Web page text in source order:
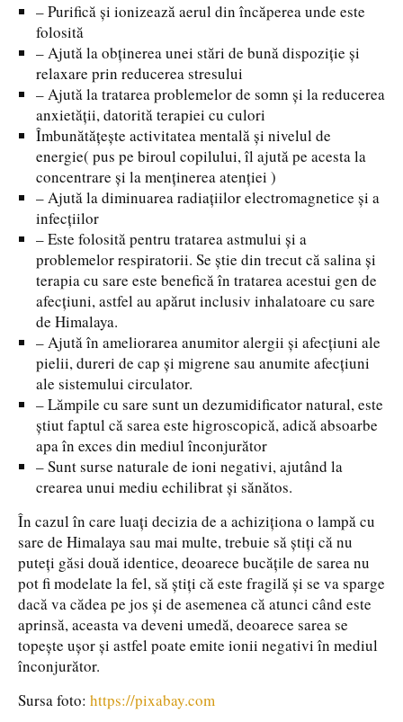
– Purifică și ionizează aerul din încăperea unde este
folosită
– Ajută la obținerea unei stări de bună dispoziție și
relaxare prin reducerea stresului
– Ajută la tratarea problemelor de somn și la reducerea
anxietății, datorită terapiei cu culori
Îmbunătățește activitatea mentală și nivelul de
energie( pus pe biroul copilului, îl ajută pe acesta la
concentrare și la menținerea atenției )
– Ajută la diminuarea radiațiilor electromagnetice și a
infecțiilor
– Este folosită pentru tratarea astmului și a
problemelor respiratorii. Se știe din trecut că salina și
terapia cu sare este benefică în tratarea acestui gen de
afecțiuni, astfel au apărut inclusiv inhalatoare cu sare
de Himalaya.
– Ajută în ameliorarea anumitor alergii și afecțiuni ale
pielii, dureri de cap și migrene sau anumite afecțiuni
ale sistemului circulator.
– Lămpile cu sare sunt un dezumidificator natural, este
știut faptul că sarea este higroscopică, adică absoarbe
apa în exces din mediul înconjurător
– Sunt surse naturale de ioni negativi, ajutând la
crearea unui mediu echilibrat și sănătos.
În cazul în care luați decizia de a achiziționa o lampă cu
sare de Himalaya sau mai multe, trebuie să știți că nu
puteți găsi două identice, deoarece bucățile de sarea nu
pot fi modelate la fel, să știți că este fragilă și se va sparge
dacă va cădea pe jos și de asemenea că atunci când este
aprinsă, aceasta va deveni umedă, deoarece sarea se
topește ușor și astfel poate emite ionii negativi în mediul
înconjurător.
Sursa foto: https://pixabay.com